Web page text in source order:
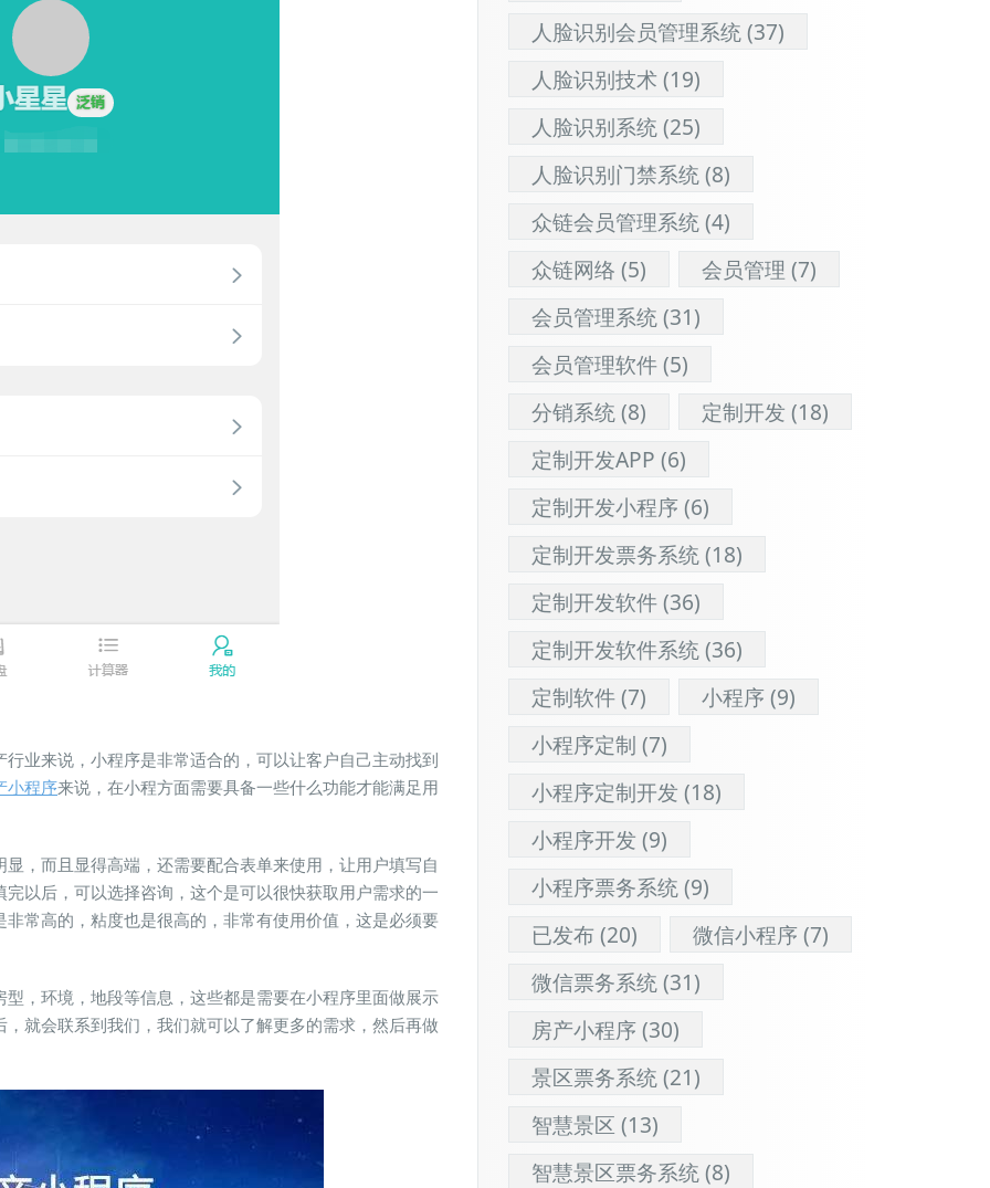
业来说，小程序是非常适合的，可以让客户自己主动找到
小程序来说，在小程方面需要具备一些什么功能才能满足用
，而且显得高端，还需要配合表单来使用，让用户填写自
以后，可以选择咨询，这个是可以很快获取用户需求的一
常高的，粘度也是很高的，非常有使用价值，这是必须要
，环境，地段等信息，这些都是需要在小程序里面做展示
就会联系到我们，我们就可以了解更多的需求，然后再做
人脸识别会员管理系统(37)
人脸识别技术(19)
人脸识别系统(25)
人脸识别门禁系统(8)
众链会员管理系统(4)
众链网络 (5) 会员管理 (7)
会员管理系统(31)
会员管理软件(5)
分销系统(8) 定制开发 (18)
定制开发APP (6)
定制开发小程序(6)
定制开发票务系统(18)
定制开发软件(36)
定制开发软件系统(36)
定制软件(7) 小程序(9)
小程序定制 (7)
小程序定制开发 (18)
小程序开发 (9)
小程序票务系统(9)
已发布(20) 微信小程序(7)
微信票务系统(31)
房产小程序(30)
景区票务系统(21)
智慧景区 (13)
智慧景区票务系统(8)